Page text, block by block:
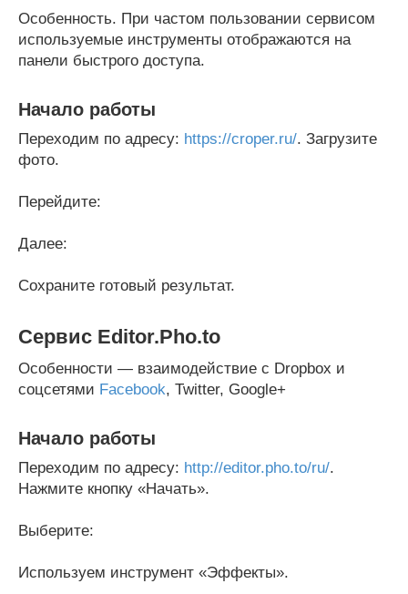
Особенность. При частом пользовании сервисом
используемые инструменты отображаются на
панели быстрого доступа.
Начало работы
Переходим по адресу: https://croper.ru/. Загрузите
фото.
Перейдите:
Далее:
Сохраните готовый результат.
Сервис Editor.Pho.to
Особенности — взаимодействие с Dropbox и
соцсетями Facebook, Twitter, Google+
Начало работы
Переходим по адресу: http://editor.pho.to/ru/.
Нажмите кнопку «Начать».
Выберите:
Используем инструмент «Эффекты».